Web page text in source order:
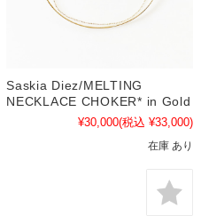
Saskia Diez/MELTING
NECKLACE CHOKER* in Gold
¥30,000(税込 ¥33,000)
在庫 あり